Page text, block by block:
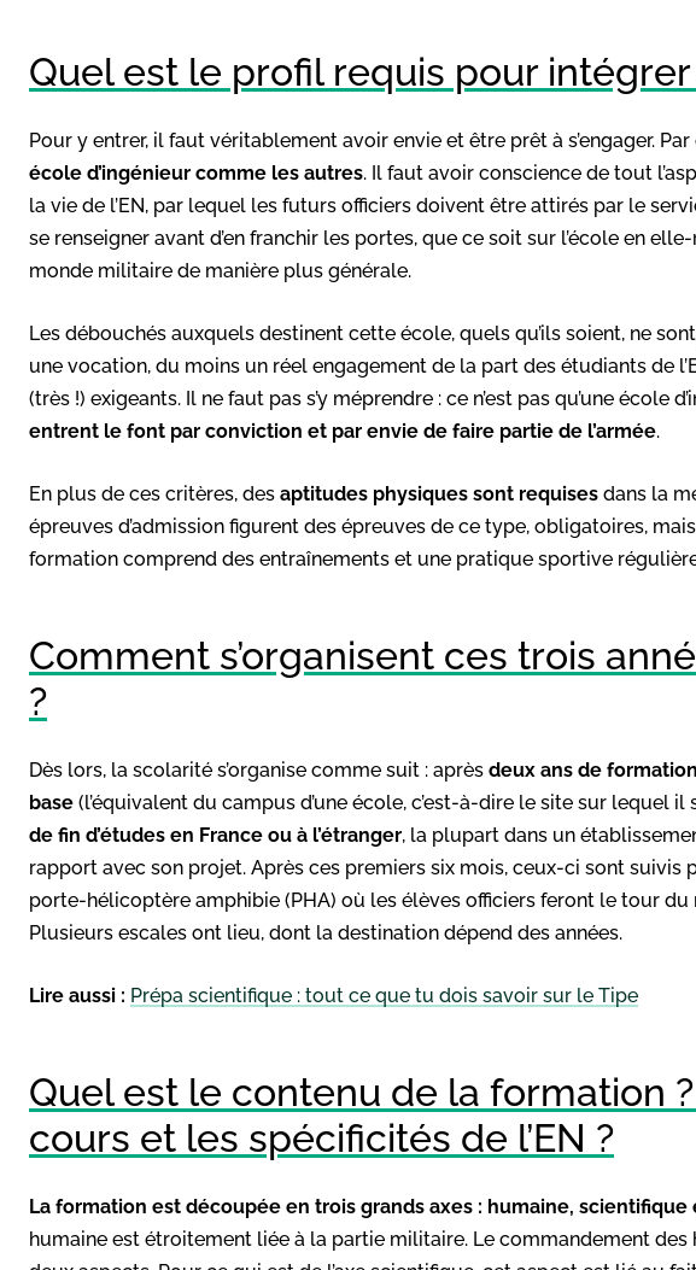
Quel est le profil requis pour
Pour y entrer, il faut véritablement avoir envie et être prêt à s’engager.
école d’ingénieur comme les autres. Il faut avoir conscience de tout
la vie de l’EN, par lequel les futurs officiers doivent être attirés par le
se renseigner avant d’en franchir les portes, que ce soit sur l’école en
monde militaire de manière plus générale.
Les débouchés auxquels destinent cette école, quels qu’ils soient, ne
une vocation, du moins un réel engagement de la part des étudiants de
(très !) exigeants. Il ne faut pas s’y méprendre : ce n’est pas qu’une école
entrent le font par conviction et par envie de faire partie de l’armée.
En plus de ces critères, des aptitudes physiques sont requises dans la
épreuves d’admission figurent des épreuves de ce type, obligatoires,
formation comprend des entraînements et une pratique sportive
Comment s’organisent ces trois
?
Dès lors, la scolarité s’organise comme suit : après deux ans de
base (l’équivalent du campus d’une école, c’est-à-dire le site sur lequel il
de fin d’études en France ou à l’étranger, la plupart dans un
rapport avec son projet. Après ces premiers six mois, ceux-ci sont suivis
porte-hélicoptère amphibie (PHA) où les élèves officiers feront le tour
Plusieurs escales ont lieu, dont la destination dépend des années.
Lire aussi : Prépa scientifique : tout ce que tu dois savoir sur le Tipe
Quel est le contenu de la formation
cours et les spécificités de l’EN ?
La formation est découpée en trois grands axes : humaine, scientifique
humaine est étroitement liée à la partie militaire. Le commandement